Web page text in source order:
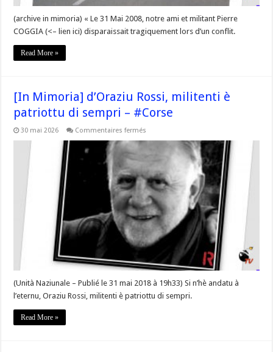
(archive in mimoria) « Le 31 Mai 2008, notre ami et militant Pierre
COGGIA (<– lien ici) disparaissait tragiquement lors d’un conflit.
Read More »
[In Mimoria] d’Oraziu Rossi, militenti è
patriottu di sempri – #Corse
30 mai 2026 Commentaires fermés
d’Oraziu
Rossi,
militenti
è
patriottu
di
sempri
–
#Corse
(Unità Naziunale – Publié le 31 mai 2018 à 19h33) Si n’hè andatu à
l’eternu, Oraziu Rossi, militenti è patriottu di sempri.
Read More »